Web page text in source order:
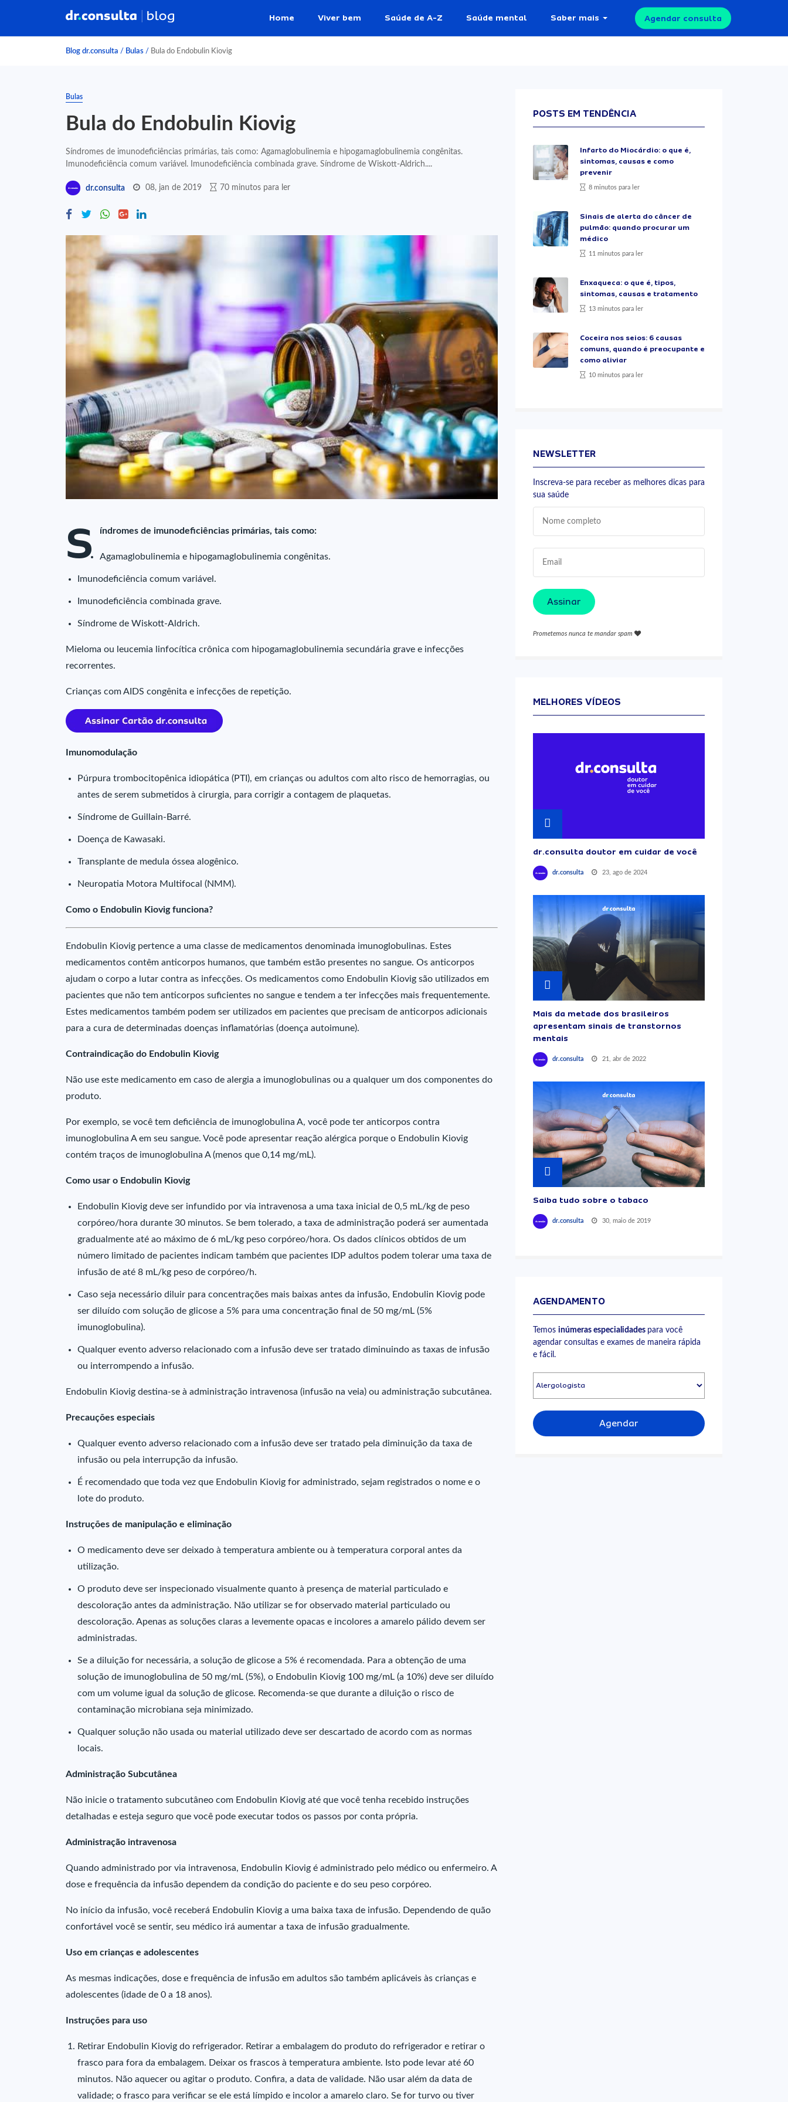
Home Viver bem Saúde de A-Z Saúde mental Saber mais Agendar consulta
Blog dr.consulta / Bulas / Bula do Endobulin Kiovig
Bulas
Bula do Endobulin Kiovig
Síndromes de imunodeficiências primárias, tais como: Agamaglobulinemia e hipogamaglobulinemia congênitas.
Imunodeficiência comum variável. Imunodeficiência combinada grave. Síndrome de Wiskott-Aldrich....
dr.consulta 08, jan de 2019 70 minutos para ler
S índromes de imunodeficiências primárias, tais como:
Agamaglobulinemia e hipogamaglobulinemia congênitas.
Imunodeficiência comum variável.
Imunodeficiência combinada grave.
Síndrome de Wiskott-Aldrich.
Mieloma ou leucemia linfocítica crônica com hipogamaglobulinemia secundária grave e infecções
recorrentes.
Crianças com AIDS congênita e infecções de repetição.
Imunomodulação
Púrpura trombocitopênica idiopática (PTI), em crianças ou adultos com alto risco de hemorragias, ou
antes de serem submetidos à cirurgia, para corrigir a contagem de plaquetas.
Síndrome de Guillain-Barré.
Doença de Kawasaki.
Transplante de medula óssea alogênico.
Neuropatia Motora Multifocal (NMM).
Como o Endobulin Kiovig funciona?
Endobulin Kiovig pertence a uma classe de medicamentos denominada imunoglobulinas. Estes
medicamentos contêm anticorpos humanos, que também estão presentes no sangue. Os anticorpos
ajudam o corpo a lutar contra as infecções. Os medicamentos como Endobulin Kiovig são utilizados em
pacientes que não tem anticorpos suficientes no sangue e tendem a ter infecções mais frequentemente.
Estes medicamentos também podem ser utilizados em pacientes que precisam de anticorpos adicionais
para a cura de determinadas doenças inflamatórias (doença autoimune).
Contraindicação do Endobulin Kiovig
Não use este medicamento em caso de alergia a imunoglobulinas ou a qualquer um dos componentes do
produto.
Por exemplo, se você tem deficiência de imunoglobulina A, você pode ter anticorpos contra
imunoglobulina A em seu sangue. Você pode apresentar reação alérgica porque o Endobulin Kiovig
contém traços de imunoglobulina A (menos que 0,14 mg/mL).
Como usar o Endobulin Kiovig
Endobulin Kiovig deve ser infundido por via intravenosa a uma taxa inicial de 0,5 mL/kg de peso
corpóreo/hora durante 30 minutos. Se bem tolerado, a taxa de administração poderá ser aumentada
gradualmente até ao máximo de 6 mL/kg peso corpóreo/hora. Os dados clínicos obtidos de um
número limitado de pacientes indicam também que pacientes IDP adultos podem tolerar uma taxa de
infusão de até 8 mL/kg peso de corpóreo/h.
Caso seja necessário diluir para concentrações mais baixas antes da infusão, Endobulin Kiovig pode
ser diluído com solução de glicose a 5% para uma concentração final de 50 mg/mL (5%
imunoglobulina).
Qualquer evento adverso relacionado com a infusão deve ser tratado diminuindo as taxas de infusão
ou interrompendo a infusão.
Endobulin Kiovig destina-se à administração intravenosa (infusão na veia) ou administração subcutânea.
Precauções especiais
Qualquer evento adverso relacionado com a infusão deve ser tratado pela diminuição da taxa de
infusão ou pela interrupção da infusão.
É recomendado que toda vez que Endobulin Kiovig for administrado, sejam registrados o nome e o
lote do produto.
Instruções de manipulação e eliminação
O medicamento deve ser deixado à temperatura ambiente ou à temperatura corporal antes da
utilização.
O produto deve ser inspecionado visualmente quanto à presença de material particulado e
descoloração antes da administração. Não utilizar se for observado material particulado ou
descoloração. Apenas as soluções claras a levemente opacas e incolores a amarelo pálido devem ser
administradas.
Se a diluição for necessária, a solução de glicose a 5% é recomendada. Para a obtenção de uma
solução de imunoglobulina de 50 mg/mL (5%), o Endobulin Kiovig 100 mg/mL (a 10%) deve ser diluído
com um volume igual da solução de glicose. Recomenda-se que durante a diluição o risco de
contaminação microbiana seja minimizado.
Qualquer solução não usada ou material utilizado deve ser descartado de acordo com as normas
locais.
Administração Subcutânea
Não inicie o tratamento subcutâneo com Endobulin Kiovig até que você tenha recebido instruções
detalhadas e esteja seguro que você pode executar todos os passos por conta própria.
Administração intravenosa
Quando administrado por via intravenosa, Endobulin Kiovig é administrado pelo médico ou enfermeiro. A
dose e frequência da infusão dependem da condição do paciente e do seu peso corpóreo.
No início da infusão, você receberá Endobulin Kiovig a uma baixa taxa de infusão. Dependendo de quão
confortável você se sentir, seu médico irá aumentar a taxa de infusão gradualmente.
Uso em crianças e adolescentes
As mesmas indicações, dose e frequência de infusão em adultos são também aplicáveis às crianças e
adolescentes (idade de 0 a 18 anos).
Instruções para uso
Retirar Endobulin Kiovig do refrigerador. Retirar a embalagem do produto do refrigerador e retirar o
frasco para fora da embalagem. Deixar os frascos à temperatura ambiente. Isto pode levar até 60
minutos. Não aquecer ou agitar o produto. Confira, a data de validade. Não usar além da data de
validade; o frasco para verificar se ele está límpido e incolor a amarelo claro. Se for turvo ou tiver
POSTS EM TENDÊNCIA
Infarto do Miocárdio: o que é,
sintomas, causas e como
prevenir
8 minutos para ler
Sinais de alerta do câncer de
pulmão: quando procurar um
médico
11 minutos para ler
Enxaqueca: o que é, tipos,
sintomas, causas e tratamento
13 minutos para ler
Coceira nos seios: 6 causas
comuns, quando é preocupante e
como aliviar
10 minutos para ler
NEWSLETTER
Inscreva-se para receber as melhores dicas para
sua saúde
Assinar
Prometemos nunca te mandar spam
MELHORES VÍDEOS
dr.consulta doutor em cuidar de você
dr.consulta 23, ago de 2024
Mais da metade dos brasileiros
apresentam sinais de transtornos
mentais
dr.consulta 21, abr de 2022
Saiba tudo sobre o tabaco
dr.consulta 30, maio de 2019
AGENDAMENTO
Temos inúmeras especialidades para você
agendar consultas e exames de maneira rápida
e fácil.
Agendar